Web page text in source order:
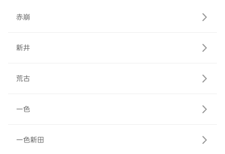
赤崩
新井
荒古
一色
一色新田